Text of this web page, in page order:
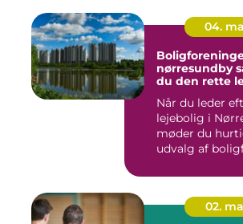
04.
nørresundby sådan finder
du den rette
Når du leder
lejebolig i
møder du
udvalg af
02.